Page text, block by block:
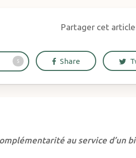
Partager cet
5 Share
au service d’un